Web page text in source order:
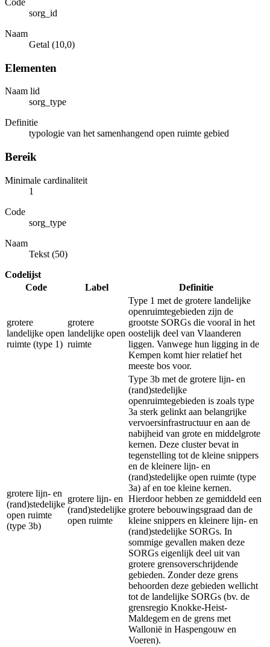
sorg_id
Naam
Getal (10,0)
Elementen
Naam lid
sorg_type
Definitie
typologie van het samenhangend open ruimte gebied
Bereik
Minimale cardinaliteit
1
Code
sorg_type
Naam
Tekst (50)
Codelijst
Code
Label Definitie
grotere
landelijke open
ruimte (type 1)
grotere
landelijke open
ruimte
Type 1 met de grotere landelijke
openruimtegebieden zijn de
grootste SORGs die vooral in het
oostelijk deel van Vlaanderen
liggen. Vanwege hun ligging in de
Kempen komt hier relatief het
meeste bos voor.
grotere lijn- en
(rand)stedelijke
open ruimte
(type 3b)
grotere lijn- en
(rand)stedelijke
open ruimte
Type 3b met de grotere lijn- en
(rand)stedelijke
openruimtegebieden is zoals type
3a sterk gelinkt aan belangrijke
vervoersinfrastructuur en aan de
nabijheid van grote en middelgrote
kernen. Deze cluster bevat in
tegenstelling tot de kleine snippers
en de kleinere lijn- en
(rand)stedelijke open ruimte (type
3a) af en toe kleine kernen.
Hierdoor hebben ze gemiddeld een
grotere bebouwingsgraad dan de
kleine snippers en kleinere lijn- en
(rand)stedelijke SORGs. In
sommige gevallen maken deze
SORGs eigenlijk deel uit van
grotere grensoverschrijdende
gebieden. Zonder deze grens
behoorden deze gebieden wellicht
tot de landelijke SORGs (bv. de
grensregio Knokke-Heist-
Maldegem en de grens met
Wallonië in Haspengouw en
Voeren).